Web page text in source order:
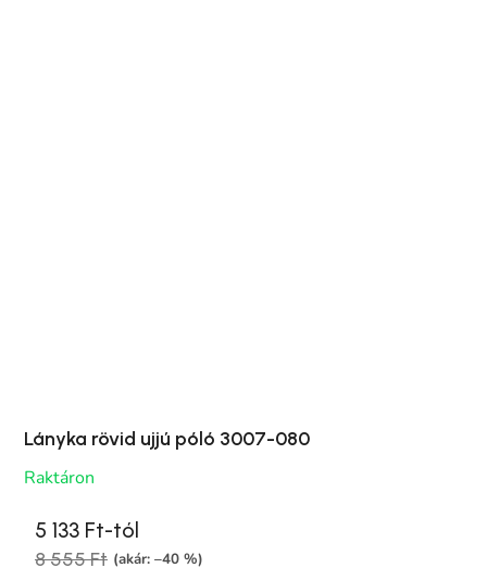
Lányka rövid ujjú póló 3007-080
Raktáron
5 133 Ft-tól
8 555 Ft (akár: –40 %)